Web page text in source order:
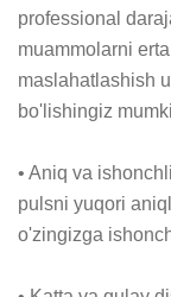
professional
muammolarni
maslahatlashish
bo'lishingiz
• Aniq va
pulsni yuqori
o'zingizga